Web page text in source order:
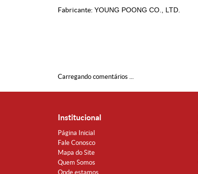
Fabricante: YOUNG POONG CO., LTD.
Carregando comentários ...
Institucional
Página Inicial
Fale Conosco
Mapa do Site
Quem Somos
Onde estamos